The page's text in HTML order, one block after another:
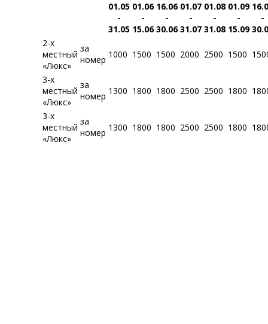
01.05
-
31.05
01.06
-
15.06
16.06
-
30.06
01.07
-
31.07
01.08
-
31.08
01.09
-
15.09
-
2-х
местный
«Люкс»
за
номер 1000 1500 1500 2000 2500 1500
3-х
местный
«Люкс»
за
номер 1300 1800 1800 2500 2500 1800
3-х
местный
«Люкс»
за
номер 1300 1800 1800 2500 2500 1800